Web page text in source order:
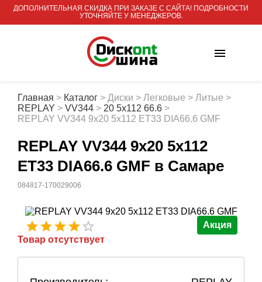
ДОПОЛНИТЕЛЬНАЯ СКИДКА ПРИ ЗАКАЗЕ С САЙТА! ПОДРОБНОСТИ
УТОЧНЯЙТЕ У МЕНЕДЖЕРОВ.
Главная > Каталог > Диски > Легковые > Литые >
REPLAY > VV344 > 20 5x112 66.6 >
REPLAY VV344 9x20 5x112 ET33 DIA66.6 GMF
REPLAY VV344 9x20 5x112
ET33 DIA66.6 GMF в Самаре
084817-170029006
Акция
Товар отсутствует